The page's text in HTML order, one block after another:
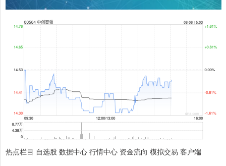
热点栏目 自选股 数据中心 行情中心 资金流向 模拟交易 客户端